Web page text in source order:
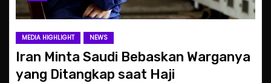
MEDIA HIGHLIGHT NEWS
Iran Minta Saudi Bebaskan Warganya
yang Ditangkap saat Haji